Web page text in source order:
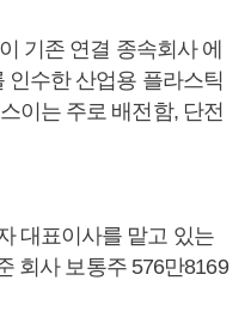
기존 연결 종속회사 에
인수한 산업용 플라스틱
이는 주로 배전함, 단전
대표이사를 맡고 있는
회사 보통주 576만8169